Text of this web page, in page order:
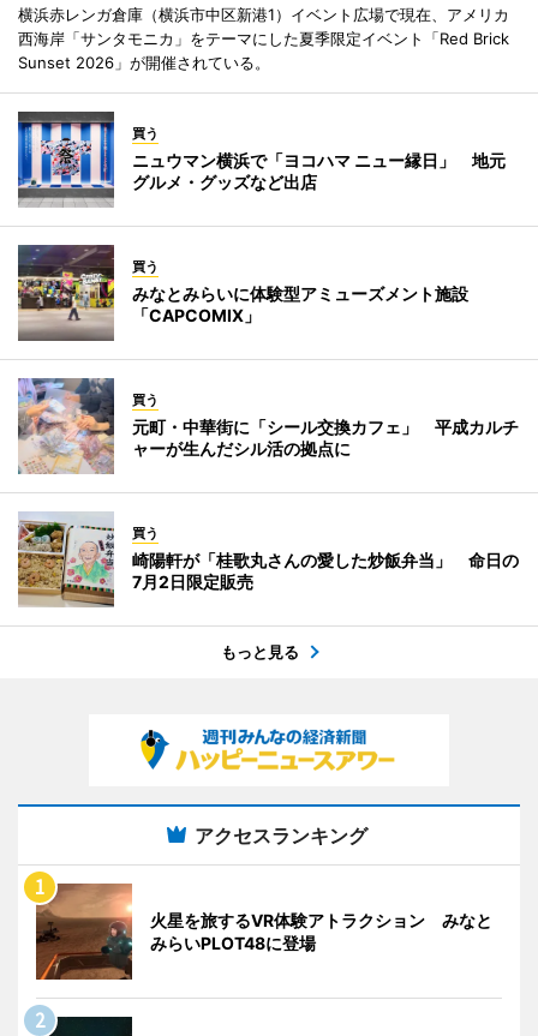
横浜赤レンガ倉庫（横浜市中区新港1）イベント広場で現在、アメリカ
西海岸「サンタモニカ」をテーマにした夏季限定イベント「Red Brick
Sunset 2026」が開催されている。
買う
ニュウマン横浜で「ヨコハマ ニュー縁日」 地元
グルメ・グッズなど出店
買う
みなとみらいに体験型アミューズメント施設
「CAPCOMIX」
買う
元町・中華街に「シール交換カフェ」 平成カルチ
ャーが生んだシル活の拠点に
買う
崎陽軒が「桂歌丸さんの愛した炒飯弁当」 命日の
7月2日限定販売
もっと見る
アクセスランキング
火星を旅するVR体験アトラクション みなと
みらいPLOT48に登場